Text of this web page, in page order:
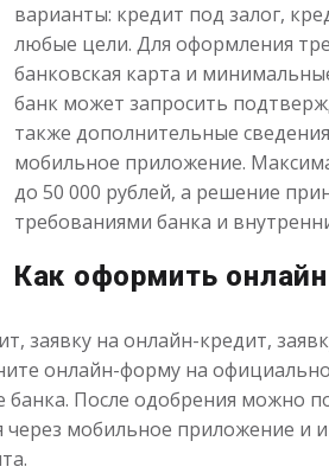
варианты: кредит под залог,
любые цели. Для оформления
банковская карта и
банк может запросить
также дополнительные
мобильное приложение.
до 50 000 рублей, а решение
требованиями банка и
Как оформить
заявку на онлайн-кредит,
онлайн-форму на
После одобрения можно
мобильное приложение и